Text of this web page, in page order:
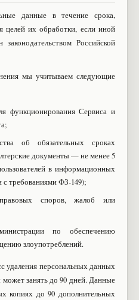
данные в течение срока,
целей их обработки, если иной
Российской
мы учитываем следующие
функционирования Сервиса и
об обязательных сроках
документы — не менее 5
в информационных
с требованиями ФЗ-149);
споров, жалоб или
по обеспечению
злоупотреблений.
удаления персональных данных
может занять до 90 дней. Данные
копиях до 90 дополнительных